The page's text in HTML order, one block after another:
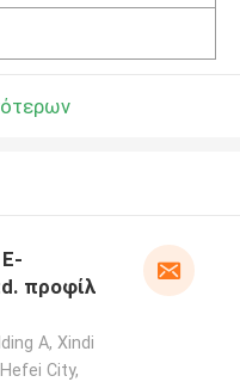
προφίλ
A, Xindi
City,